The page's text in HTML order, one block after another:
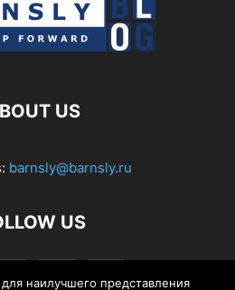
US
barnsly@barnsly.ru
US
наилучшего представления